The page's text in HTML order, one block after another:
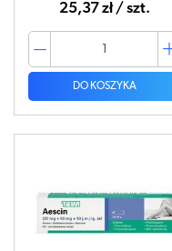
25,37 zł / szt.
DO KOSZYKA